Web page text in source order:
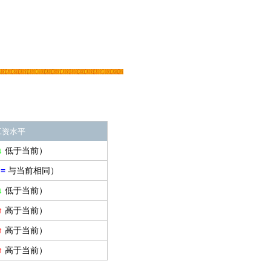
水平
低于当前）
与当前相同）
低于当前）
高于当前）
高于当前）
高于当前）